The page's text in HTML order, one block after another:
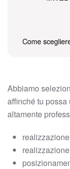
Come
Abbiamo
affinché tu
altamente